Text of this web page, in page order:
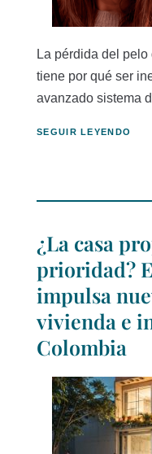
La pérdida del
tiene por qué ser
avanzado sistema
SEGUIR LEYENDO
¿La casa
prioridad?
impulsa
vivienda e
Colombia